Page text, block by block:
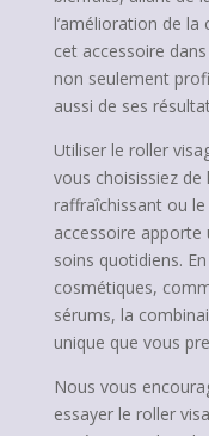
l’amélioration de
cet accessoire
non seulement
aussi de ses
Utiliser le roller
vous choisissiez de
raffraîchissant ou
accessoire apporte
soins quotidiens.
cosmétiques,
sérums, la
unique que vous
Nous vous
essayer le roller